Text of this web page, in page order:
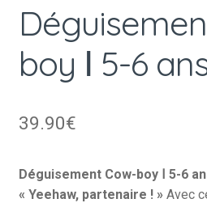
boy Ⅰ 5-6
39.90€
Déguisement Cow-boy Ⅰ 5-6
« Yeehaw, partenaire ! »Avec